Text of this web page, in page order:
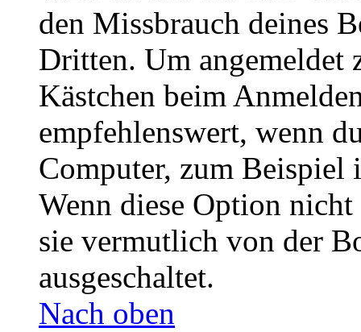
den Missbrauch deines
Dritten. Um angemeldet
Kästchen beim
empfehlenswert, wenn
Computer, zum Beispiel
Wenn diese Option
sie vermutlich von der
ausgeschaltet.
Nach oben